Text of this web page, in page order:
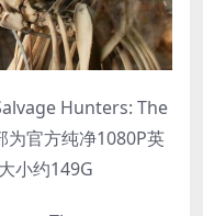
Hunters: The
官方纯净1080P英
小约149G